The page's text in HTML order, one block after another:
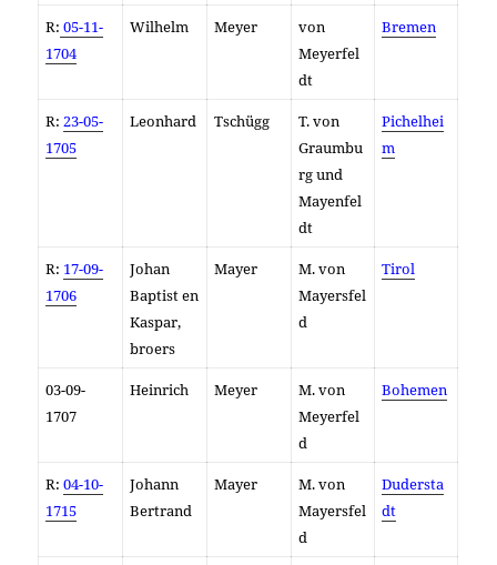
R: 05-11-
1704
Wilhelm Meyer
von
Meyerfel
dt
Bremen
R:23-05-
1705
Leonhard Tschügg
T. von
Graumbu
rg und
Mayenfel
dt
Pichelhei
m
R: 17-09-
1706
Johan
Baptist en
Kaspar,
broers
Mayer
M. von
Mayersfel
d
Tirol
03-09-
1707
Heinrich Meyer
M. von
Meyerfel
d
Bohemen
R:04-10-
1715
Johann
Bertrand
Mayer
M. von
Mayersfel
d
Dudersta
dt